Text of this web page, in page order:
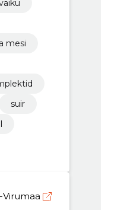
mesi
suir
Virumaa